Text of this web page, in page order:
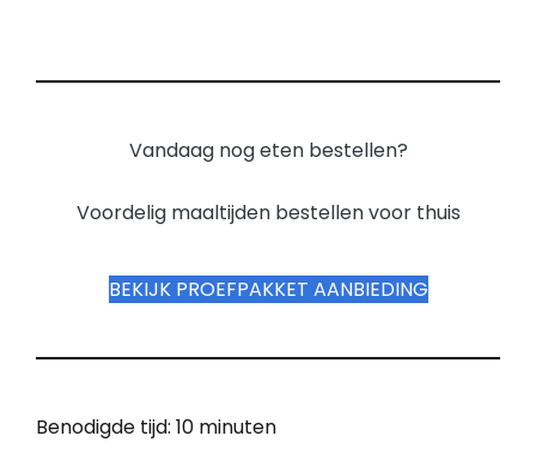
Vandaag nog eten bestellen?
Voordelig maaltijden bestellen voor thuis
BEKIJK PROEFPAKKET AANBIEDING
Benodigde tijd: 10 minuten